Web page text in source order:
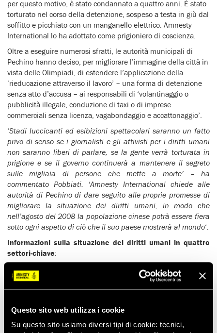
Questo sito web utilizza i cookie
Su questo sito usiamo diversi tipi di cookie: tecnici,
per questo motivo, è stato condannato a quattro anni. È stato
torturato nel corso della detenzione, sospeso a testa in giù dal
soffitto e picchiato con un manganello elettrico. Amnesty
International lo ha adottato come prigioniero di coscienza.
Oltre a eseguire numerosi sfratti, le autorità municipali di
Pechino hanno deciso, per migliorare l’immagine della città in
vista delle Olimpiadi, di estendere l’applicazione della
‘rieducazione attraverso il lavoro’ – una forma di detenzione
senza atto d’accusa – ai responsabili di ‘volantinaggio o
pubblicità illegale, conduzione di taxi o di imprese
commerciali senza licenza, vagabondaggio e accattonaggio’.
‘Stadi luccicanti ed esibizioni spettacolari saranno un fatto
privo di senso se i giornalisti e gli attivisti per i diritti umani
non saranno liberi di parlare, se la gente verrà torturata in
prigione e se il governo continuerà a mantenere il segreto
sulle migliaia di persone che mette a morte’ – ha
commentato Pobbiati. ‘Amnesty International chiede alle
autorità di Pechino di dare seguito alle proprie promesse di
migliorare la situazione dei diritti umani, in modo che
nell’agosto del 2008 la popolazione cinese potrà essere fiera
sotto ogni aspetto di ciò che il suo paese mostrerà al mondo‘.
Informazioni sulla situazione dei diritti umani in quattro
settori-chiave:
PENA DI MORTE
Continua a essere applicata per 68 reati, tra cui reati di droga
alle 10.000 persone vengono messe a morte ogni anno.
presunzione d’innocenza, le prove vengono estorte sotto